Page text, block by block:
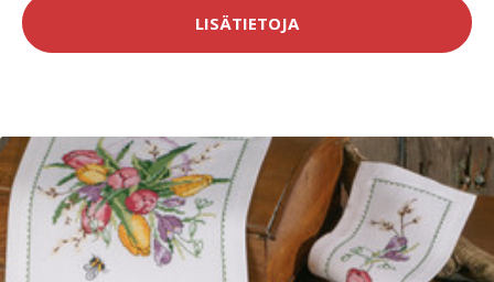
LISÄTIETOJA